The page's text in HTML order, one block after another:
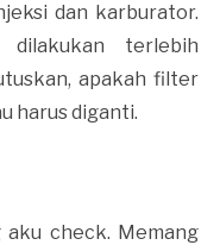
dan karburator.
dilakukan terlebih
apakah filter
harus diganti.
check. Memang